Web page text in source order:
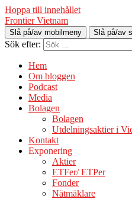
Hoppa till innehållet
Frontier Vietnam
Slå på/av mobilmeny Slå på/av
Sök efter:
Hem
Om bloggen
Podcast
Media
Bolagen
Bolagen
Utdelningsaktier i
Kontakt
Exponering
Aktier
ETFer/ ETPer
Fonder
Nätmäklare